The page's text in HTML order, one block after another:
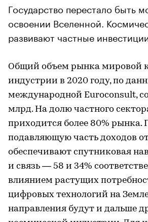
Государство перестало быть
освоении Вселенной.
развивают частные
Общий объем рынка мировой
индустрии в 2020 году, по
международной Euroconsult,
млрд. На долю частного
приходится более 80% рынка.
подавляющую часть доходов
обеспечивают спутниковая
и связь — 58 и 34%
влиянием растущих
цифровых технологий на
направления будут и дальше